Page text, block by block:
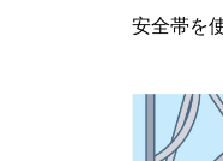
安全帯を